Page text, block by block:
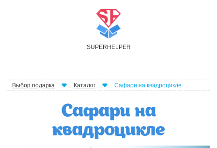
SUPER H ELPER
Выбор подарка Каталог Сафари на квадроцикле
Сафари на
квадроцикле